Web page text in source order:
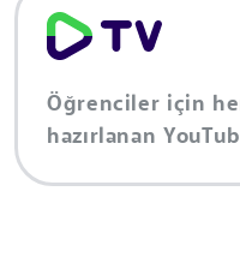
Öğrenciler için
hazırlanan